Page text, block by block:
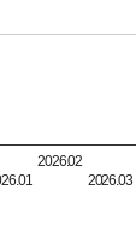
2026.02
2026.03